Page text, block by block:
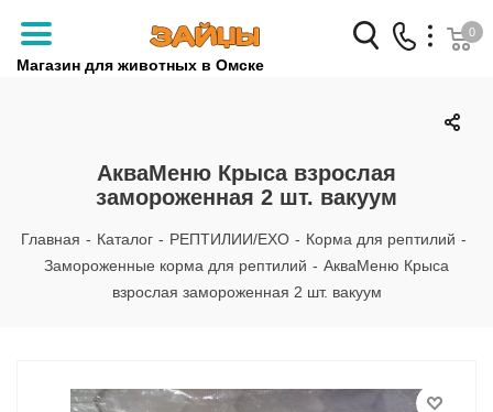
Магазин для животных в Омске
Заказать звонок
+7 (3812) 79-04-04
+7 (950) 959-88-32
0
АкваМеню Крыса взрослая
замороженная 2 шт. вакуум
Главная - Каталог - РЕПТИЛИИ/EXO - Корма для рептилий -
Замороженные корма для рептилий - АкваМеню Крыса
взрослая замороженная 2 шт. вакуум